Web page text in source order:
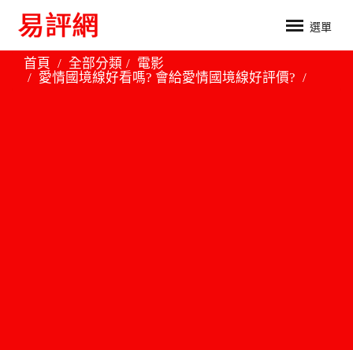
選單
首頁 全部分類
電影
愛情國境線好看嗎? 會給愛情國境線好評價?